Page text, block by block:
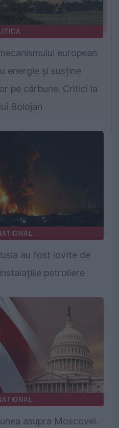
european
energie și susține
pe cărbune. Critici la
Bolojan
au fost lovite de
petroliere
asupra Moscovei.